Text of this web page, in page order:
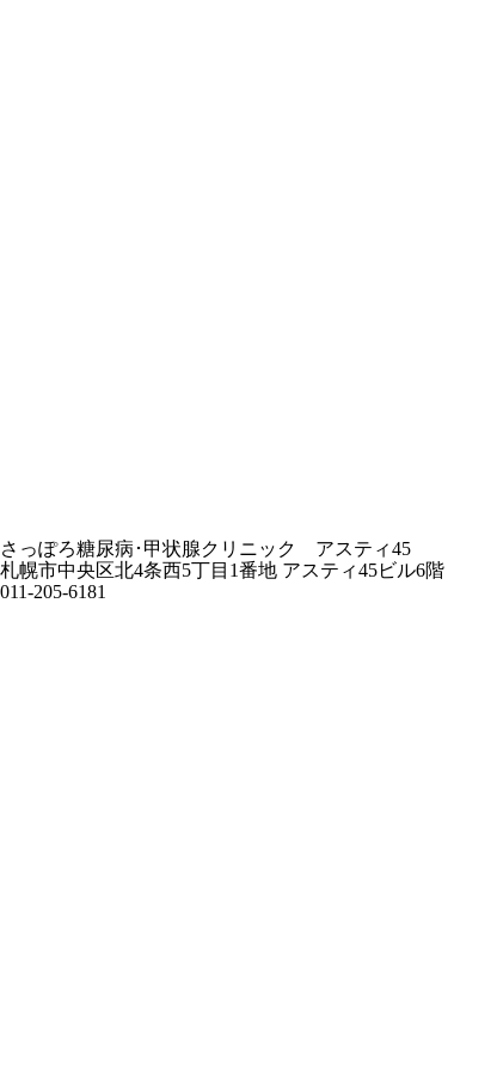
さっぽろ糖尿病･甲状腺クリニック アスティ45
札幌市中央区北4条西5丁目1番地 アスティ45ビル6階
011-205-6181